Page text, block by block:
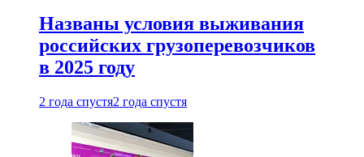
Названы условия выживания
российских грузоперевозчиков
в 2025 году
2 года спустя2 года спустя